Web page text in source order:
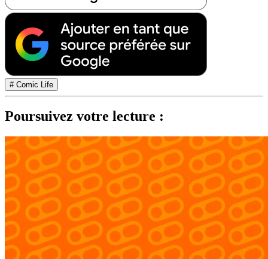
# Comic Life
Poursuivez votre lecture :